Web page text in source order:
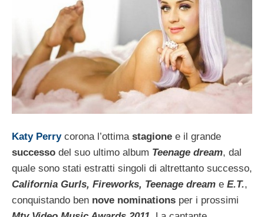
Katy Perrycorona l’ottima stagione e il grande
successo del suo ultimo album Teenage dream, dal
quale sono stati estratti singoli di altrettanto successo,
California Gurls, Fireworks, Teenage dream e E.T.,
conquistando ben nove nominations per i prossimi